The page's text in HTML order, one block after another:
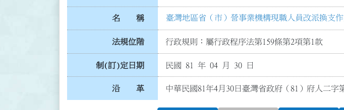
名 稱 臺灣地區省（市）營事業機構現職人員改派換支
法規位階 行政規則：屬行政程序法第159條第2項第1款
制(訂)定日期 民國 81 年 04 月 30 日
沿 革 中華民國81年4月30日臺灣省政府（81）府人二字